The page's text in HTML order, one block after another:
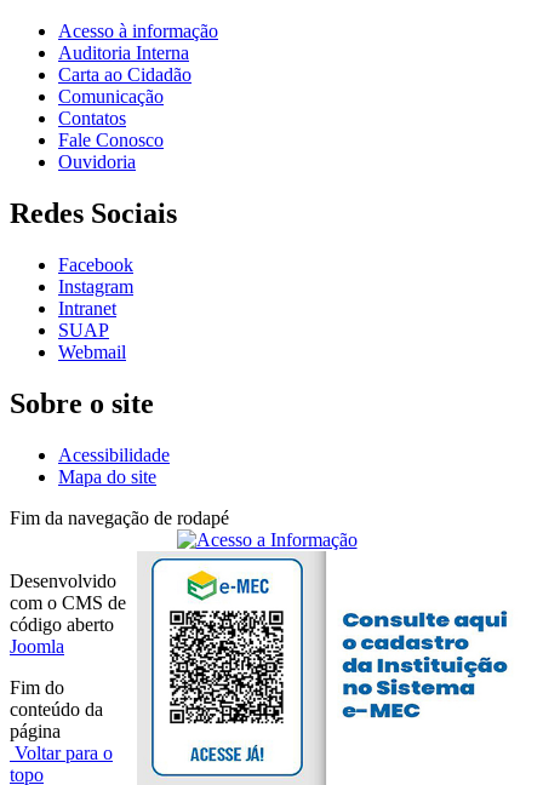
Acesso à informação
Auditoria Interna
Carta ao Cidadão
Comunicação
Contatos
Fale Conosco
Ouvidoria
Redes Sociais
Facebook
Instagram
Intranet
SUAP
Webmail
Sobre o site
Acessibilidade
Mapa do site
Fim da navegação de rodapé
Desenvolvido
com o CMS de
código aberto
Joomla
Fim do
conteúdo da
página
Voltar para o
topo